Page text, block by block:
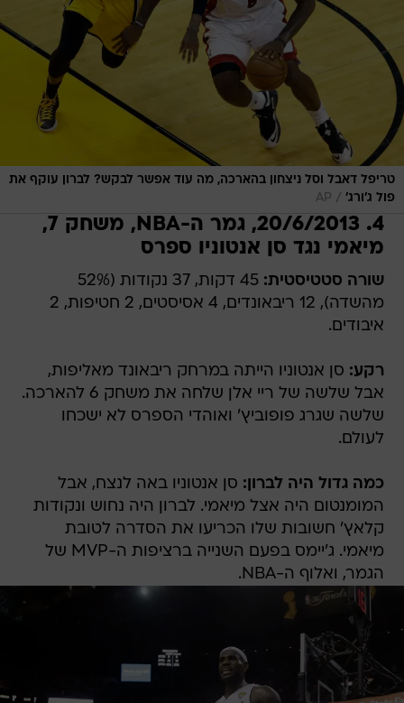
טריפל דאבל וסל ניצחון בהארכה, מה עוד אפשר לבקש? לברון עוקף את
פול ג'ורג' /
AP
4. 20/6/2013, גמר ה-NBA, משחק 7,
מיאמי נגד סן אנטוניו ספרס
שורה סטטיסטית:
45 דקות, 37 נקודות (52%
מהשדה), 12 ריבאונדים, 4 אסיסטים, 2 חטיפות, 2
איבודים.
רקע: סן אנטוניו הייתה במרחק ריבאונד מאליפות,
אבל שלשה של ריי אלן שלחה את משחק 6 להארכה.
שלשה שגרג פופוביץ' ואוהדי הספרס לא ישכחו
לעולם.
כמה גדול היה לברון: סן אנטוניו באה לנצח, אבל
המומנטום היה אצל מיאמי. לברון היה נחוש ונקודות
קלאץ' חשובות שלו הכריעו את הסדרה לטובת
מיאמי. ג'יימס בפעם השנייה ברציפות ה-MVP של
הגמר, ואלוף ה-NBA.